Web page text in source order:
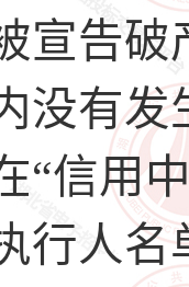
宣告
没有
“信用
行人名